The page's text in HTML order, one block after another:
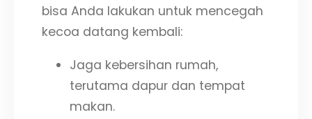
bisa Anda lakukan untuk mencegah
kecoa datang kembali:
Jaga kebersihan rumah,
terutama dapur dan tempat
makan.